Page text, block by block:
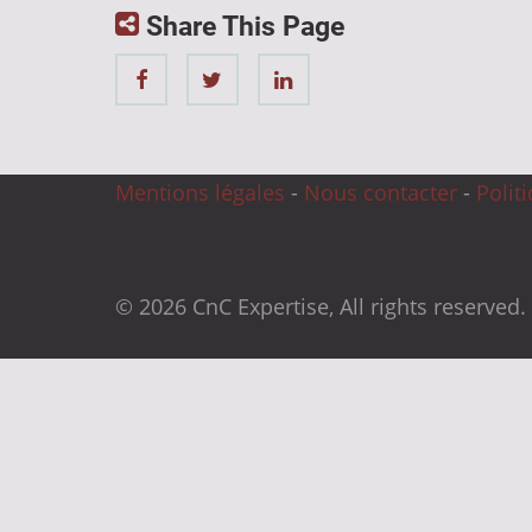
Share This Page
Mentions légales - Nous contacter -
© 2026 CnC Expertise, All rights reserved.